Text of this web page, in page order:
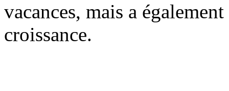
vacances, mais a
croissance.